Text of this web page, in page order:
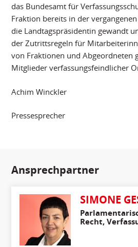
das Bundesamt für
Fraktion bereits in der
die Landtagspräsidentin gewandt
der Zutrittsregeln für
von Fraktionen und Abgeordneten
Mitglieder verfassungsfeindlicher
Achim Winckler
Pressesprecher
Ansprechpartner
SIMONE
Recht,